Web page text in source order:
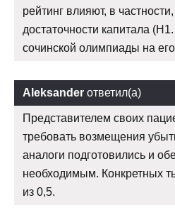
рейтинг влияют, в
достаточности капитала
сочинской олимпиады на его
Aleksander ответил(а)
Представителем своих
требовать возмещения
аналоги подготовились и
необходимым. Конкретных
из 0,5.